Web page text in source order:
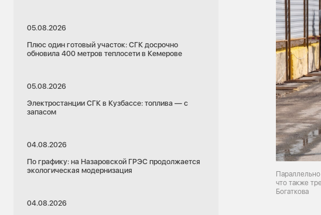
05.08.2026
Плюс один готовый участок: СГК досрочно
обновила 400 метров теплосети в Кемерове
05.08.2026
Электростанции СГК в Кузбассе: топлива — с
запасом
04.08.2026
По графику: на Назаровской ГРЭС продолжается
экологическая модернизация
04.08.2026
что также
Богаткова